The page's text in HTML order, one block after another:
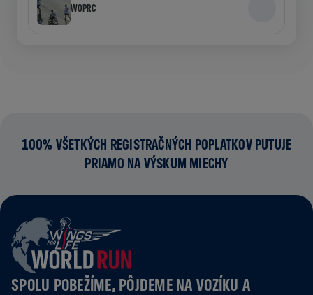
WOPRC
100% VŠETKÝCH REGISTRAČNÝCH POPLATKOV PUTUJE
PRIAMO NA VÝSKUM MIECHY
SPOLU POBEŽÍME, PÔJDEME NA VOZÍKU A